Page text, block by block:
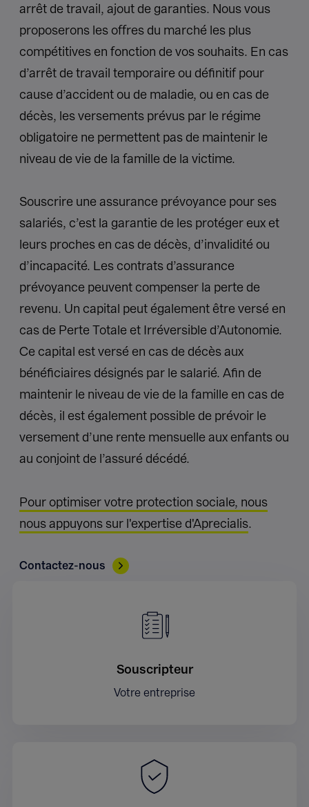
arrêt de travail, ajout de garanties. Nous vous
proposerons les offres du marché les plus
compétitives en fonction de vos souhaits. En cas
d’arrêt de travail temporaire ou définitif pour
cause d’accident ou de maladie, ou en cas de
décès, les versements prévus par le régime
obligatoire ne permettent pas de maintenir le
niveau de vie de la famille de la victime.
Souscrire une assurance prévoyance pour ses
salariés, c’est la garantie de les protéger eux et
leurs proches en cas de décès, d’invalidité ou
d’incapacité. Les contrats d’assurance
prévoyance peuvent compenser la perte de
revenu. Un capital peut également être versé en
cas de Perte Totale et Irréversible d’Autonomie.
Ce capital est versé en cas de décès aux
bénéficiaires désignés par le salarié. Afin de
maintenir le niveau de vie de la famille en cas de
décès, il est également possible de prévoir le
versement d’une rente mensuelle aux enfants ou
au conjoint de l’assuré décédé.
Pour optimiser votre protection sociale, nous
nous appuyons sur l'expertise d'Aprecialis.
Contactez-nous
Souscripteur
Votre entreprise